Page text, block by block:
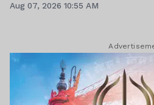
Aug 07, 2026 10:55 AM